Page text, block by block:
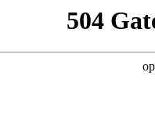
504